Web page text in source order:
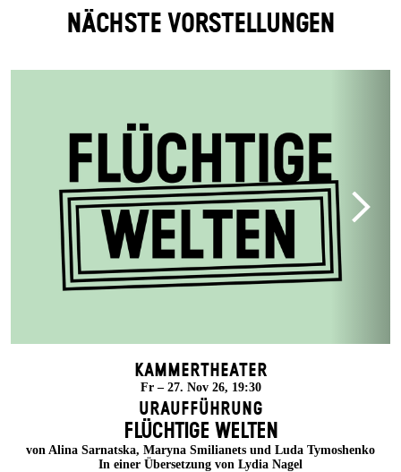
NÄCHSTE VORSTELLUNGEN
Kammertheater
Fr – 27. Nov 26, 19:30
Uraufführung
FLÜCHTIGE WELTEN
von Alina Sarnatska, Maryna Smilianets und Luda Tymoshenko
In einer Übersetzung von Lydia Nagel